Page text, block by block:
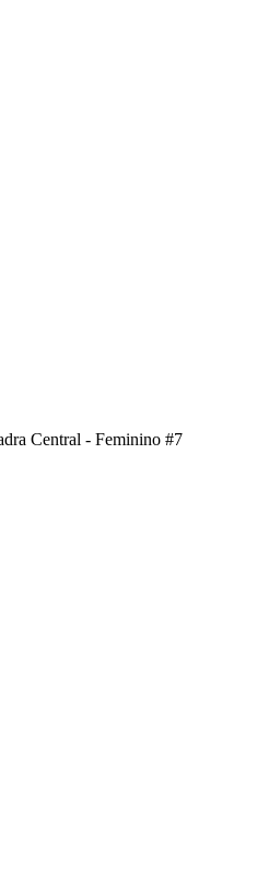
Central - Feminino #7